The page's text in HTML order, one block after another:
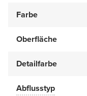
Farbe
Oberfläche
Detailfarbe
Abflusstyp